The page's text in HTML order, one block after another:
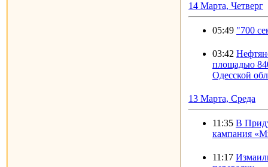
14 Марта, Четверг
05:49 "700
03:42
площадью
Одесской
13 Марта, Среда
11:35 В
кампания
11:17